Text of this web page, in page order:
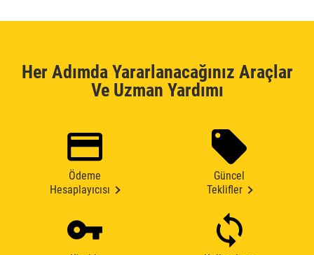
Her Adımda Yararlanacağınız Araçlar
Ve Uzman Yardımı
Ödeme
Hesaplayıcısı
Güncel
Teklifler